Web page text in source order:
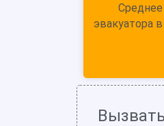
эвакуатора